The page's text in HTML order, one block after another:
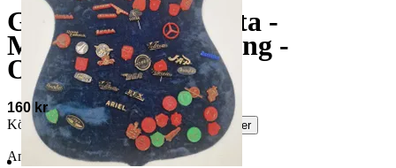
Gruvlykta - Båtlykta -
Metall/Glas - Mässing -
Omärkt - Vintage
160 kr
Köparskydd är valfritt hos företag. Läs mer
Annonsen är avslutad